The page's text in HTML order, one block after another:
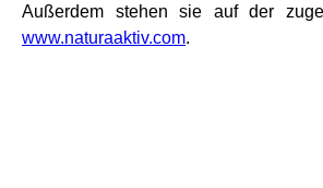
Außerdem stehen sie auf der
www.naturaaktiv.com.